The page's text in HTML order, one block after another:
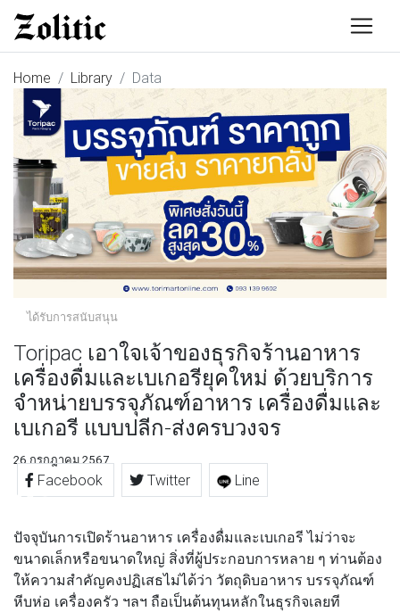
Home Library Data
ได้รับการสนับสนุน
Toripac เอาใจเจ้าของธุรกิจร้านอาหาร
เครื่องดื่มและเบเกอรียุคใหม่ ด้วยบริการ
จำหน่ายบรรจุภัณฑ์อาหาร เครื่องดื่มและ
เบเกอรี แบบปลีก-ส่งครบวงจร
26 กรกฎาคม 2567
Facebook Twitter Line
ปัจจุบันการเปิดร้านอาหาร เครื่องดื่มและเบเกอรี ไม่ว่าจะ
ขนาดเล็กหรือขนาดใหญ่ สิ่งที่ผู้ประกอบการหลาย ๆ ท่านต้อง
ให้ความสำคัญคงปฏิเสธไม่ได้ว่า วัตถุดิบอาหาร บรรจุภัณฑ์
หีบห่อ เครื่องครัว ฯลฯ ถือเป็นต้นทุนหลักในธุรกิจเลยที